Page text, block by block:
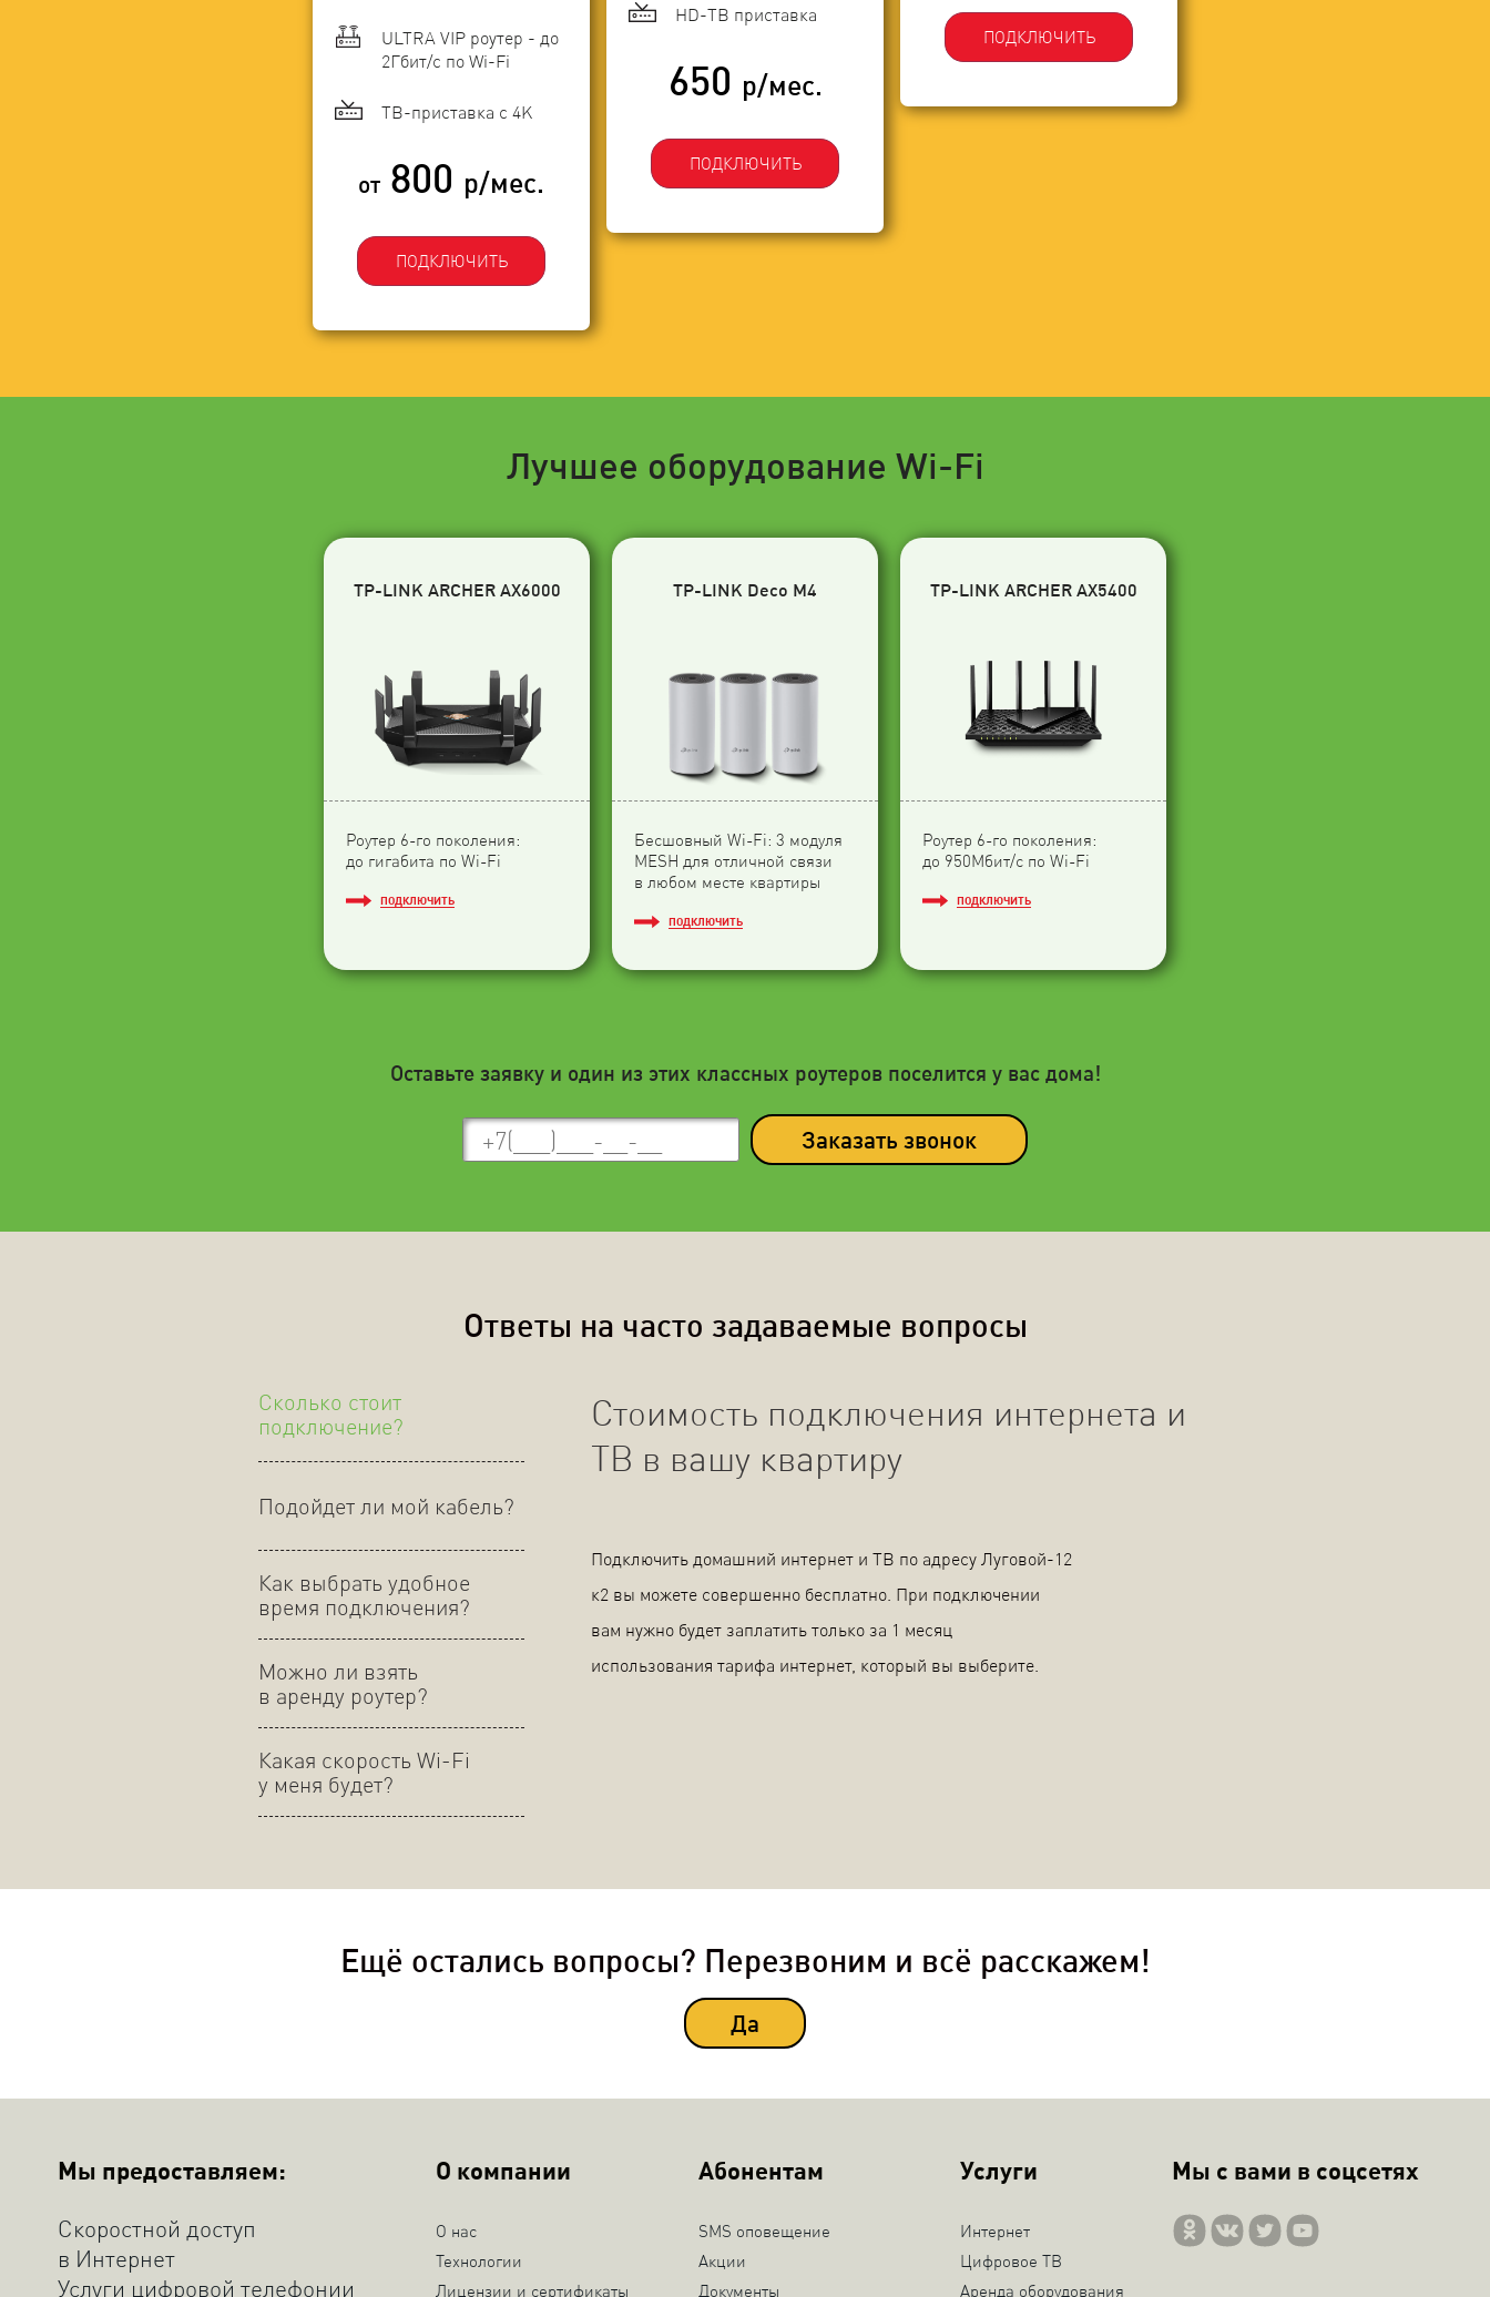
ULTRA VIP роутер - до
2Гбит/c по Wi-Fi
ТВ-приставка с 4K
от 800 р/мес.
ПОДКЛЮЧИТЬ
HD-ТВ приставка
650 р/мес.
ПОДКЛЮЧИТЬ
ПОДКЛЮЧИТЬ
Лучшее оборудование Wi-Fi
TP-LINK ARCHER AX6000
Роутер 6-го поколения:
до гигабита по Wi-Fi
ПОДКЛЮЧИТЬ
TP-LINK Deco M4
Бесшовный Wi-Fi: 3 модуля
МESH для отличной связи
в любом месте квартиры
ПОДКЛЮЧИТЬ
TP-LINK ARCHER AX5400
Роутер 6-го поколения:
до 950Мбит/с по Wi-Fi
ПОДКЛЮЧИТЬ
Оставьте заявку и один из этих классных роутеров поселится у вас дома!
Заказать звонок
Ответы на часто задаваемые вопросы
Сколько стоит
подключение?
Подойдет ли мой кабель?
Как выбрать удобное
время подключения?
Можно ли взять
в аренду роутер?
Какая скорость Wi-Fi
у меня будет?
Стоимость подключения интернета и
ТВ в вашу квартиру
Подключить домашний интернет и ТВ по адресу Луговой-12
к2 вы можете совершенно бесплатно. При подключении
вам нужно будет заплатить только за 1 месяц
использования тарифа интернет, который вы выберите.
Ещё остались вопросы? Перезвоним и всё расскажем!
Да
Мы предоставляем:
Скоростной доступ
в Интернет
Услуги цифровой телефонии
О компании
О нас
Технологии
Лицензии и сертификаты
Абонентам
SMS оповещение
Акции
Документы
Услуги
Интернет
Цифровое ТВ
Аренда оборудования
Мы с вами в соцсетях